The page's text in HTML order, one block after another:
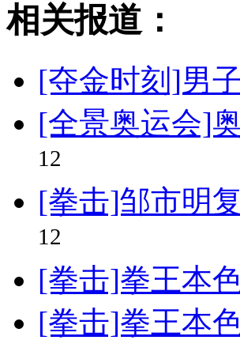
相关报道：
[夺金时刻]男
[全景奥运会]
12
[拳击]邹市明
12
[拳击]拳王本
[拳击]拳王本